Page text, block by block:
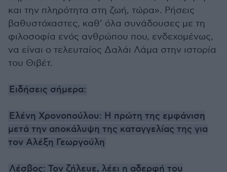
και την πληρότητα στη ζωή, τώρα». Ρήσεις
βαθυστόχαστες, καθ’ όλα συνάδουσες με τη
φιλοσοφία ενός ανθρώπου που, ενδεχομένως,
να είναι ο τελευταίος Δαλάι Λάμα στην ιστορία
του Θιβέτ.
Ειδήσεις σήμερα:
Ελένη Χρονοπούλου: Η πρώτη της εμφάνιση
μετά την αποκάλυψη της καταγγελίας της για
τον Αλέξη Γεωργούλη
Λέσβος: Τον ζήλευε, λέει η αδερφή του